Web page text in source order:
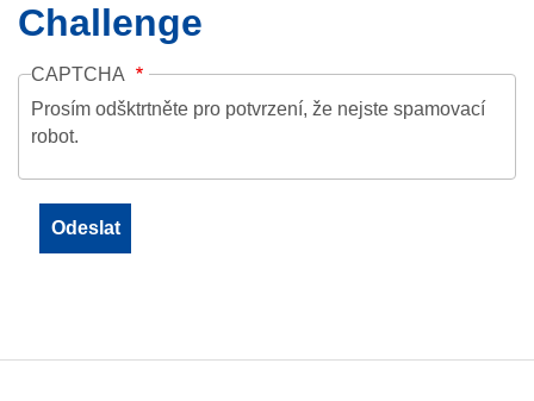
Challenge
CAPTCHA
Prosím odšktrtněte pro potvrzení, že nejste spamovací
robot.